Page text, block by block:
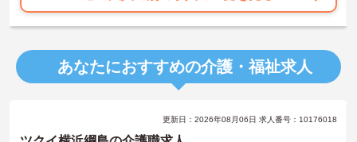
あなたにおすすめの介護・福祉求人
更新日：2026年08月06日 求人番号：10176018